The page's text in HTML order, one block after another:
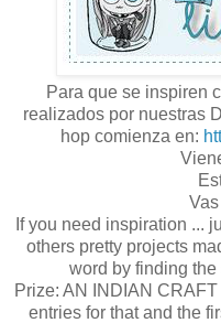
Para que se inspiren
realizados por nuestras
hop comienza en:
Vas
If you need inspiration ...
others pretty projects
word by finding the
Prize: AN INDIAN
entries for that and the